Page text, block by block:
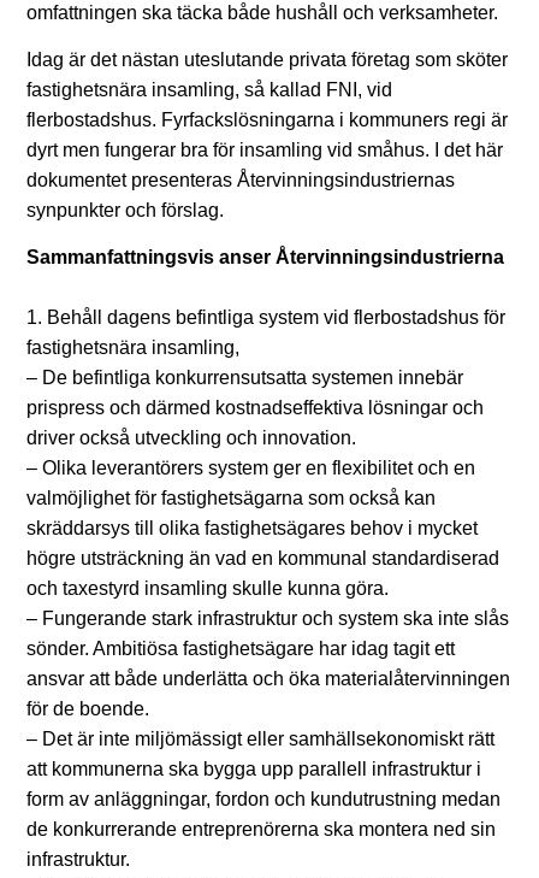
omfattningen ska täcka både hushåll och verksamheter.
Idag är det nästan uteslutande privata företag som sköter
fastighetsnära insamling, så kallad FNI, vid
flerbostadshus. Fyrfackslösningarna i kommuners regi är
dyrt men fungerar bra för insamling vid småhus. I det här
dokumentet presenteras Återvinningsindustriernas
synpunkter och förslag.
Sammanfattningsvis anser Återvinningsindustrierna
1. Behåll dagens befintliga system vid flerbostadshus för
fastighetsnära insamling,
– De befintliga konkurrensutsatta systemen innebär
prispress och därmed kostnadseffektiva lösningar och
driver också utveckling och innovation.
– Olika leverantörers system ger en flexibilitet och en
valmöjlighet för fastighetsägarna som också kan
skräddarsys till olika fastighetsägares behov i mycket
högre utsträckning än vad en kommunal standardiserad
och taxestyrd insamling skulle kunna göra.
– Fungerande stark infrastruktur och system ska inte slås
sönder. Ambitiösa fastighetsägare har idag tagit ett
ansvar att både underlätta och öka materialåtervinningen
för de boende.
– Det är inte miljömässigt eller samhällsekonomiskt rätt
att kommunerna ska bygga upp parallell infrastruktur i
form av anläggningar, fordon och kundutrustning medan
de konkurrerande entreprenörerna ska montera ned sin
infrastruktur.